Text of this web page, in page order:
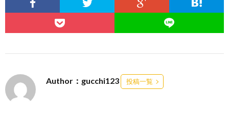
Author：gucchi123 投稿一覧